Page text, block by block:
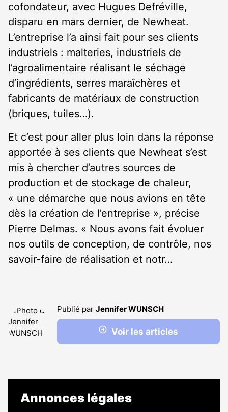
cofondateur, avec Hugues Defréville,
disparu en mars dernier, de Newheat.
L’entreprise l’a ainsi fait pour ses clients
industriels : malteries, industriels de
l’agroalimentaire réalisant le séchage
d’ingrédients, serres maraîchères et
fabricants de matériaux de construction
(briques, tuiles…).
Et c’est pour aller plus loin dans la réponse
apportée à ses clients que Newheat s’est
mis à chercher d’autres sources de
production et de stockage de chaleur,
« une démarche que nous avions en tête
dès la création de l’entreprise », précise
Pierre Delmas. « Nous avons fait évoluer
nos outils de conception, de contrôle, nos
savoir-faire de réalisation et notr…
Publié par Jennifer WUNSCH
Voir les articles
Annonces légales